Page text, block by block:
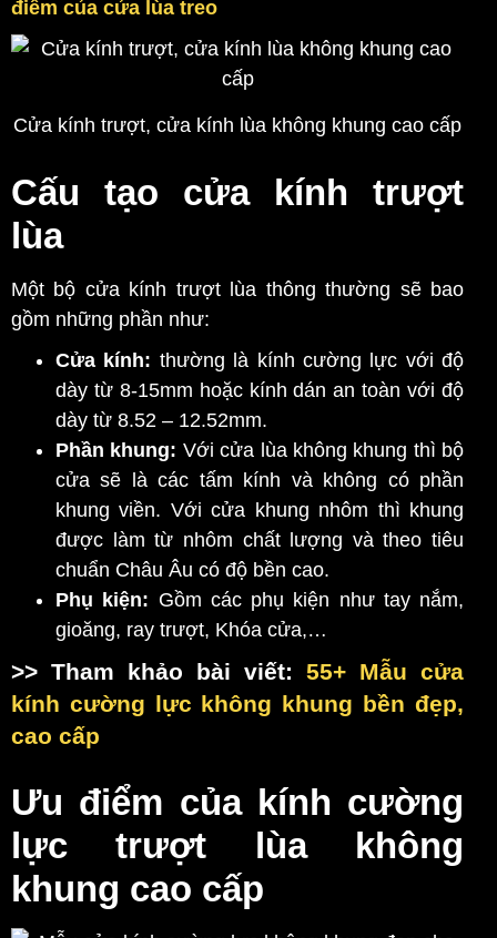
điểm của cửa lùa treo
Cửa kính trượt, cửa kính lùa không khung cao cấp
Cấu tạo cửa kính trượt
lùa
Một bộ cửa kính trượt lùa thông thường sẽ bao
gồm những phần như:
Cửa kính: thường là kính cường lực với độ
dày từ 8-15mm hoặc kính dán an toàn với độ
dày từ 8.52 – 12.52mm.
Phần khung: Với cửa lùa không khung thì bộ
cửa sẽ là các tấm kính và không có phần
khung viền. Với cửa khung nhôm thì khung
được làm từ nhôm chất lượng và theo tiêu
chuẩn Châu Âu có độ bền cao.
Phụ kiện: Gồm các phụ kiện như tay nắm,
gioăng, ray trượt, Khóa cửa,…
>> Tham khảo bài viết: 55+ Mẫu cửa
kính cường lực không khung bền đẹp,
cao cấp
Ưu điểm của kính cường
lực trượt lùa không
khung cao cấp